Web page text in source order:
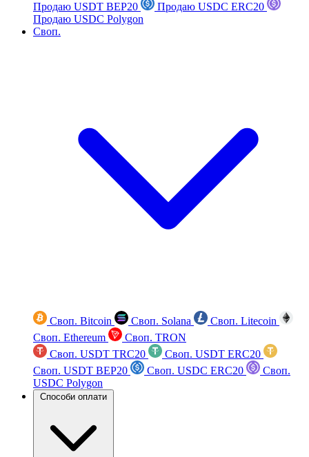
Продаю USDT BEP20
Продаю USDC ERC20
Продаю USDC Polygon
Своп.
Своп. Bitcoin Своп. Solana
Своп. Litecoin
Своп. Ethereum
Своп. TRON
Своп. USDT TRC20
Своп. USDT ERC20
Своп. USDT BEP20
Своп. USDC ERC20
Своп.
USDC Polygon
Способи оплати